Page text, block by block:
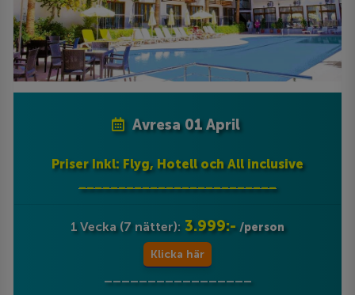
Avresa 01 April
Priser Inkl: Flyg, Hotell och All inclusive
_________________________
1 Vecka (7 nätter): 3.999:- /person
Klicka här